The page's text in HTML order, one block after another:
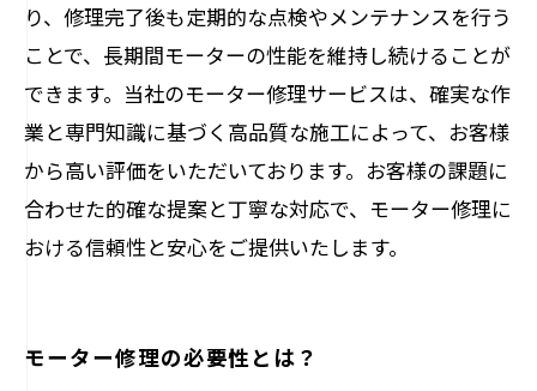
り、修理完了後も定期的な点検やメンテナンスを行う
ことで、長期間モーターの性能を維持し続けることが
できます。当社のモーター修理サービスは、確実な作
業と専門知識に基づく高品質な施工によって、お客様
から高い評価をいただいております。お客様の課題に
合わせた的確な提案と丁寧な対応で、モーター修理に
おける信頼性と安心をご提供いたします。
モーター修理の必要性とは？